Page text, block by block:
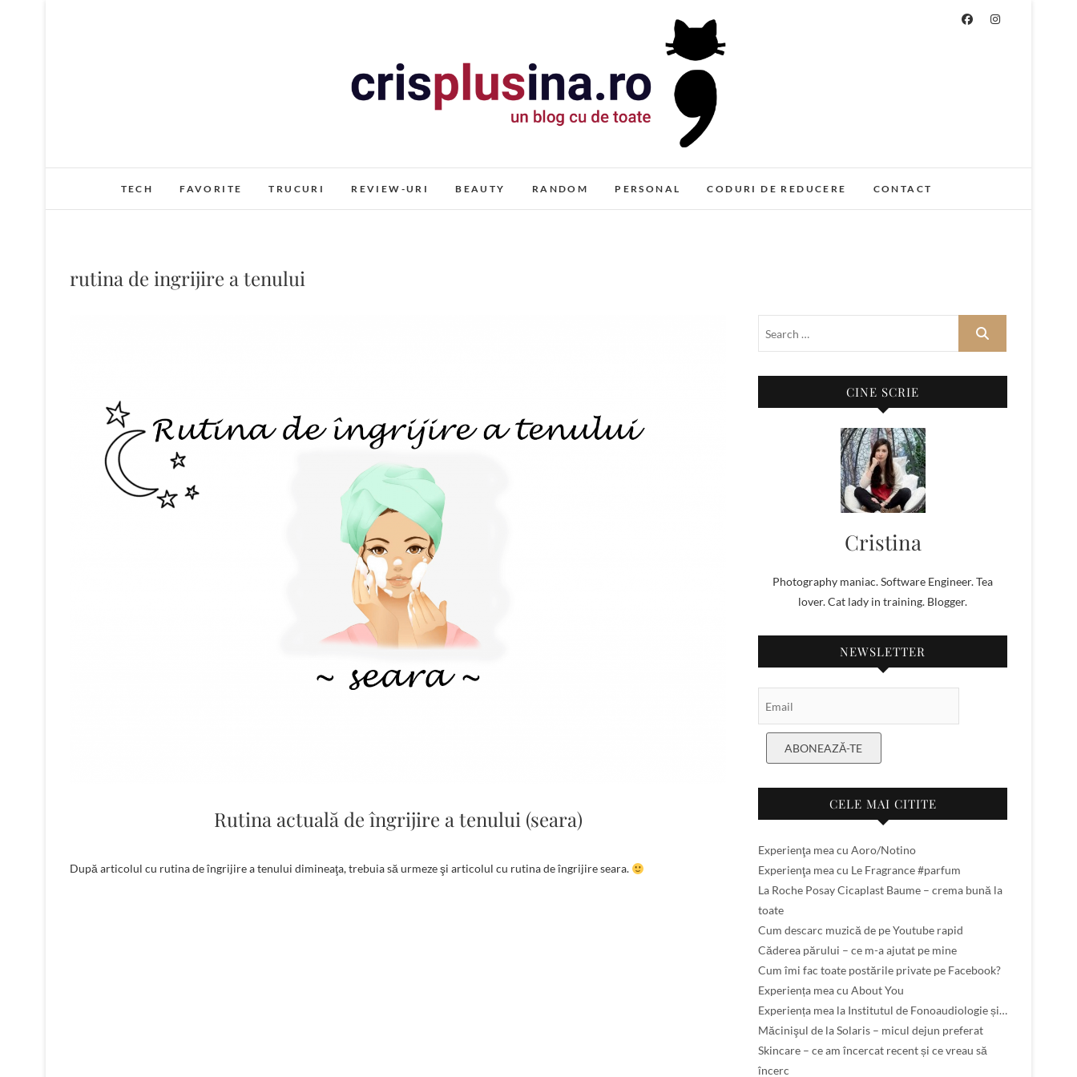
Cris+ina
TECH FAVORITE TRUCURI REVIEW-URI BEAUTY RANDOM PERSONAL CODURI DE REDUCERE CONTACT
rutina de ingrijire a tenului
Rutina actuală de îngrijire a tenului (seara)
După articolul cu rutina de îngrijire a tenului dimineaţa, trebuia să urmeze şi articolul cu rutina de îngrijire seara.
CINE SCRIE
Cristina
Photography maniac. Software Engineer. Tea
lover. Cat lady in training. Blogger.
NEWSLETTER
ABONEAZĂ-TE
CELE MAI CITITE
Experienţa mea cu Aoro/Notino
Experienţa mea cu Le Fragrance #parfum
La Roche Posay Cicaplast Baume – crema bună la
toate
Cum descarc muzică de pe Youtube rapid
Căderea părului – ce m-a ajutat pe mine
Cum îmi fac toate postările private pe Facebook?
Experiența mea cu About You
Experiența mea la Institutul de Fonoaudiologie și…
Măcinişul de la Solaris – micul dejun preferat
Skincare – ce am încercat recent și ce vreau să
încerc